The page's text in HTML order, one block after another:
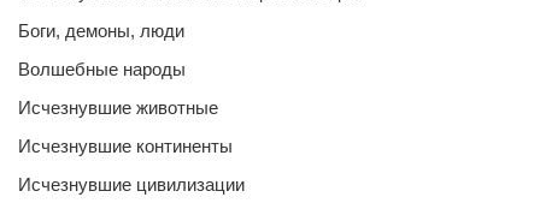
Боги, демоны, люди
Волшебные народы
Исчезнувшие животные
Исчезнувшие континенты
Исчезнувшие цивилизации